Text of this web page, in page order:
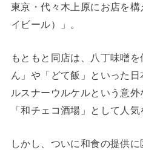
東京・代々木上原にお店を
イビール）」。
もともと同店は、八丁味噌
ん」や「どて飯」といった
ルスナーウルケルという意
「和チェコ酒場」として人気
しかし、ついに和食の提供